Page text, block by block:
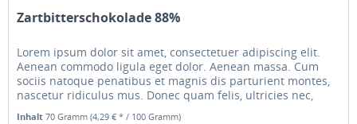
Zartbitterschokolade 88%
Lorem ipsum dolor sit amet, consectetuer adipiscing elit.
Aenean commodo ligula eget dolor. Aenean massa. Cum
sociis natoque penatibus et magnis dis parturient montes,
nascetur ridiculus mus. Donec quam felis, ultricies nec,
pellentesque...
Inhalt70 Gramm(4,29 € * / 100 Gramm)